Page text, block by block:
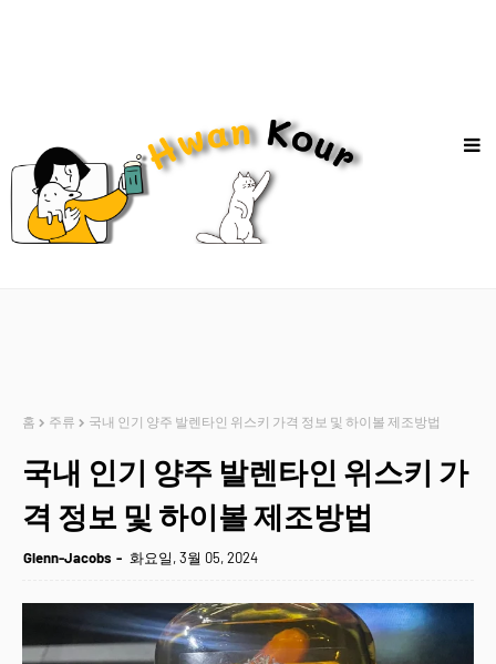
홈 주류 국내 인기 양주 발렌타인 위스키 가격 정보 및 하이볼 제조방법
국내 인기 양주 발렌타인 위스키 가
격 정보 및 하이볼 제조방법
Glenn-Jacobs 화요일, 3월 05, 2024